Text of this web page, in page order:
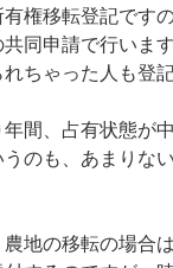
権移転登記です
同申請で行います
ちゃった人も登
間、占有状態が
のも、あまりな
地の移転の場合